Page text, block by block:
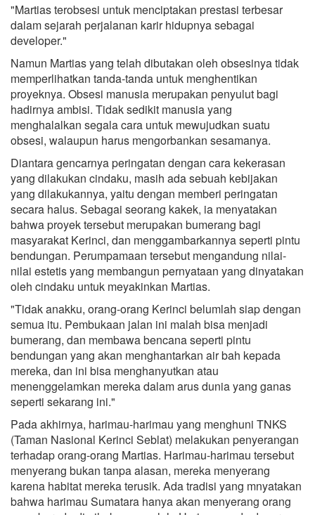
"Martias terobsesi untuk menciptakan prestasi terbesar
dalam sejarah perjalanan karir hidupnya sebagai
developer."
Namun Martias yang telah dibutakan oleh obsesinya tidak
memperlihatkan tanda-tanda untuk menghentikan
proyeknya. Obsesi manusia merupakan penyulut bagi
hadirnya ambisi. Tidak sedikit manusia yang
menghalalkan segala cara untuk mewujudkan suatu
obsesi, walaupun harus mengorbankan sesamanya.
Diantara gencarnya peringatan dengan cara kekerasan
yang dilakukan cindaku, masih ada sebuah kebijakan
yang dilakukannya, yaitu dengan memberi peringatan
secara halus. Sebagai seorang kakek, ia menyatakan
bahwa proyek tersebut merupakan bumerang bagi
masyarakat Kerinci, dan menggambarkannya seperti pintu
bendungan. Perumpamaan tersebut mengandung nilai-
nilai estetis yang membangun pernyataan yang dinyatakan
oleh cindaku untuk meyakinkan Martias.
"Tidak anakku, orang-orang Kerinci belumlah siap dengan
semua itu. Pembukaan jalan ini malah bisa menjadi
bumerang, dan membawa bencana seperti pintu
bendungan yang akan menghantarkan air bah kepada
mereka, dan ini bisa menghanyutkan atau
menenggelamkan mereka dalam arus dunia yang ganas
seperti sekarang ini."
Pada akhirnya, harimau-harimau yang menghuni TNKS
(Taman Nasional Kerinci Seblat) melakukan penyerangan
terhadap orang-orang Martias. Harimau-harimau tersebut
menyerang bukan tanpa alasan, mereka menyerang
karena habitat mereka terusik. Ada tradisi yang mnyatakan
bahwa harimau Sumatara hanya akan menyerang orang